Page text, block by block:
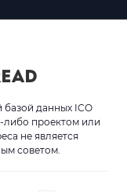
базой данных ICO
либо проектом или
не является
советом.